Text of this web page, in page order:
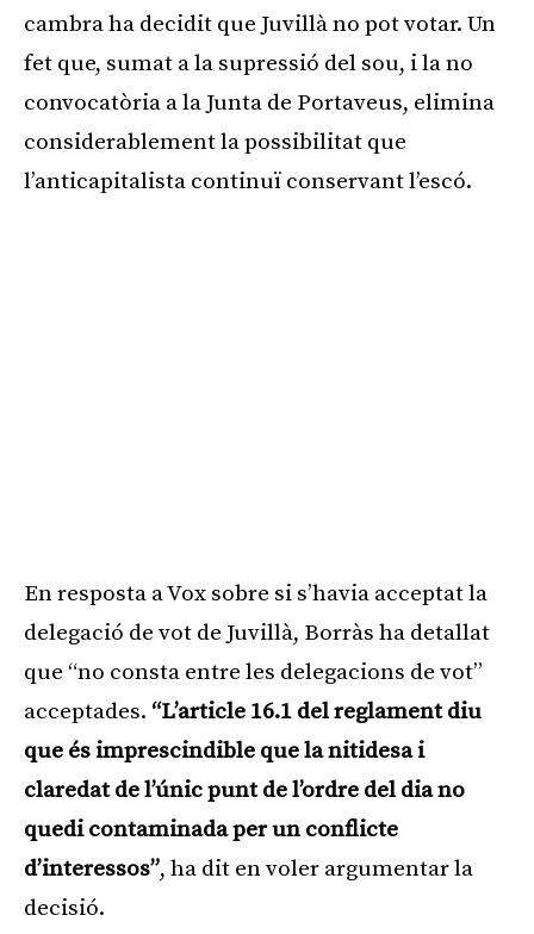
cambra ha decidit que Juvillà no pot votar. Un
fet que, sumat a la supressió del sou, i la no
convocatòria a la Junta de Portaveus, elimina
considerablement la possibilitat que
l’anticapitalista continuï conservant l’escó.
En resposta a Vox sobre si s’havia acceptat la
delegació de vot de Juvillà, Borràs ha detallat
que “no consta entre les delegacions de vot”
acceptades. “L’article 16.1 del reglament diu
que és imprescindible que la nitidesa i
claredat de l’únic punt de l’ordre del dia no
quedi contaminada per un conflicte
d’interessos”, ha dit en voler argumentar la
decisió.